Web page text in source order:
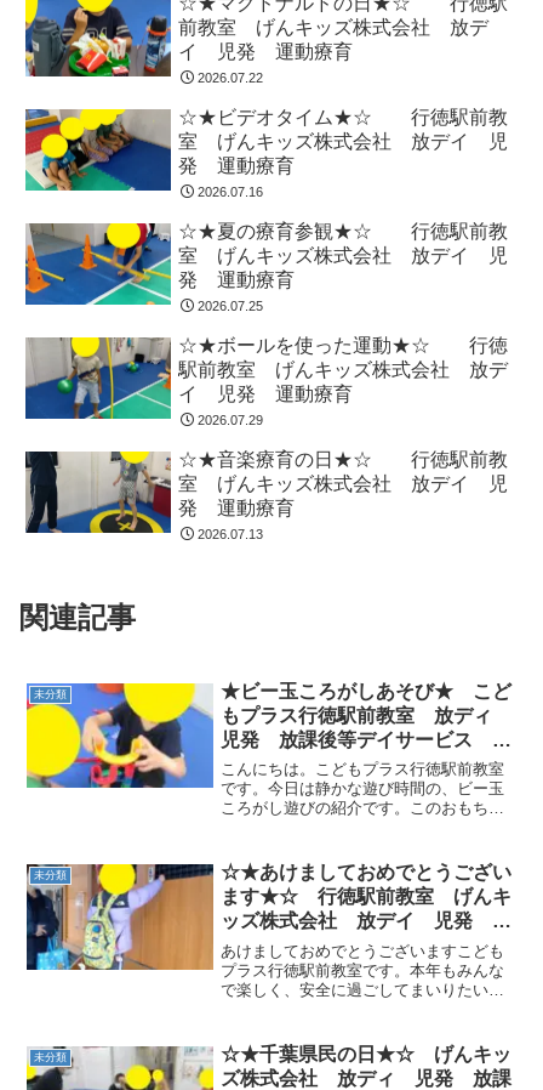
前教室 げんキッズ株式会社 放デ
イ 児発 運動療育
2026.07.22
☆★ビデオタイム★☆ 行徳駅前教
室 げんキッズ株式会社 放デイ 児
発 運動療育
2026.07.16
☆★夏の療育参観★☆ 行徳駅前教
室 げんキッズ株式会社 放デイ 児
発 運動療育
2026.07.25
☆★ボールを使った運動★☆ 行徳
駅前教室 げんキッズ株式会社 放デ
イ 児発 運動療育
2026.07.29
☆★音楽療育の日★☆ 行徳駅前教
室 げんキッズ株式会社 放デイ 児
発 運動療育
2026.07.13
関連記事
未分類
★ビー玉ころがしあそび★ こど
もプラス行徳駅前教室 放ディ
児発 放課後等デイサービス 児
童発達支援事業 無料送迎 発
達障害 運動療育 行徳 行徳駅
前 南行徳 妙典 市川市
こんにちは。こどもプラス行徳駅前教室
です。今日は静かな遊び時間の、ビー玉
ころがし遊びの紹介です。このおもちゃ
でいます。一見単純なものに見えます
が、うまく繋げないと順番に...
未分類
☆★あけましておめでとうござい
ます★☆ 行徳駅前教室 げんキ
ッズ株式会社 放デイ 児発 運
動療育
あけましておめでとうございますこども
プラス行徳駅前教室です。本年もみんな
で楽しく、安全に過ごしてまいりたいと
で近くの神社にお参りに行きました。お
賽銭を入れて手を合わせて...
未分類
☆★千葉県民の日★☆ げんキッ
ズ株式会社 放ディ 児発 放課